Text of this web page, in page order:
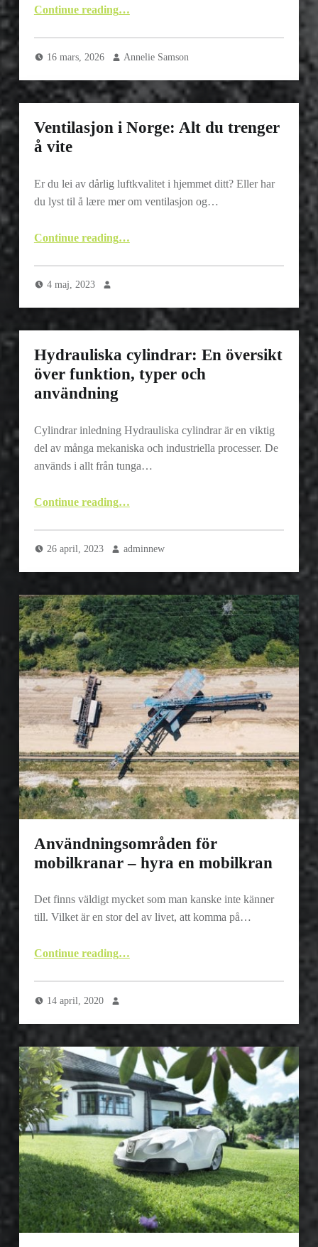
Continue reading“Steg-för-steg: Så läser och förstår du din elnätsfaktura och de olika posterna”
…
16 mars, 2026 Annelie Samson
Ventilasjon i Norge: Alt du trenger
å vite
Er du lei av dårlig luftkvalitet i hjemmet ditt? Eller har
du lyst til å lære mer om ventilasjon og…
Continue reading“Ventilasjon i Norge: Alt du trenger å vite”
…
4 maj, 2023
Hydrauliska cylindrar: En översikt
över funktion, typer och
användning
Cylindrar inledning Hydrauliska cylindrar är en viktig
del av många mekaniska och industriella processer. De
används i allt från tunga…
Continue reading“Hydrauliska cylindrar: En översikt över funktion, typer och användning”
…
26 april, 2023 adminnew
Användningsområden för
mobilkranar – hyra en mobilkran
Det finns väldigt mycket som man kanske inte känner
till. Vilket är en stor del av livet, att komma på…
Continue reading“Användningsområden för mobilkranar – hyra en mobilkran”
…
14 april, 2020